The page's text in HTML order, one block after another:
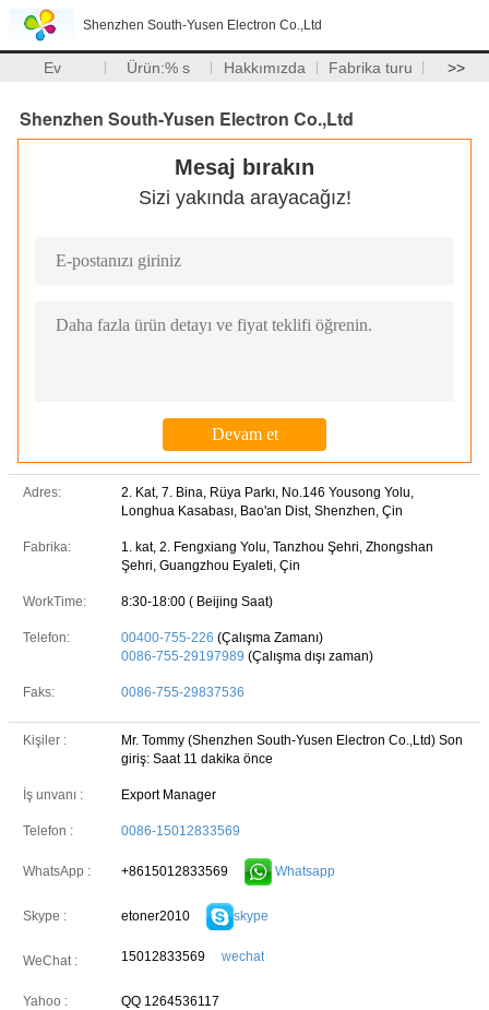
Shenzhen South-Yusen Electron Co.,Ltd
Ev Ürün:% s Hakkımızda Fabrika turu >>
Shenzhen South-Yusen Electron Co.,Ltd
Mesaj bırakın
Sizi yakında arayacağız!
Adres:
2. Kat, 7. Bina, Rüya Parkı, No.146 Yousong Yolu,
Longhua Kasabası, Bao'an Dist, Shenzhen, Çin
Fabrika:
1. kat, 2. Fengxiang Yolu, Tanzhou Şehri, Zhongshan
Şehri, Guangzhou Eyaleti, Çin
WorkTime: 8:30-18:00 ( Beijing Saat)
Telefon: 00400-755-226 (Çalışma Zamanı)
0086-755-29197989 (Çalışma dışı zaman)
Faks: 0086-755-29837536
Kişiler : Mr. Tommy (Shenzhen South-Yusen Electron Co.,Ltd) Son
giriş: Saat 11 dakika önce
İş unvanı : Export Manager
Telefon : 0086-15012833569
WhatsApp : +8615012833569 Whatsapp
Skype : etoner2010 skype
WeChat : 15012833569 wechat
Yahoo : QQ 1264536117